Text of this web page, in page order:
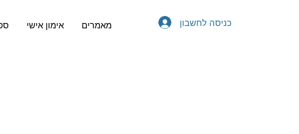
אימון אישי מאמרים כניסה לחשבון